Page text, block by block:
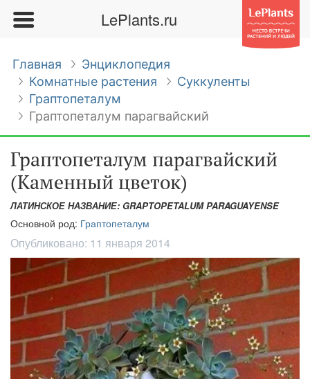
LePlants.ru
Главная
Энциклопедия
Комнатные растения
Суккуленты
Граптопеталум
Граптопеталум парагвайский
Граптопеталум парагвайский
(Каменный цветок)
ЛАТИНСКОЕ НАЗВАНИЕ: GRAPTOPETALUM PARAGUAYENSE
Основной род: Граптопеталум
Опубликовано: 11 января 2014